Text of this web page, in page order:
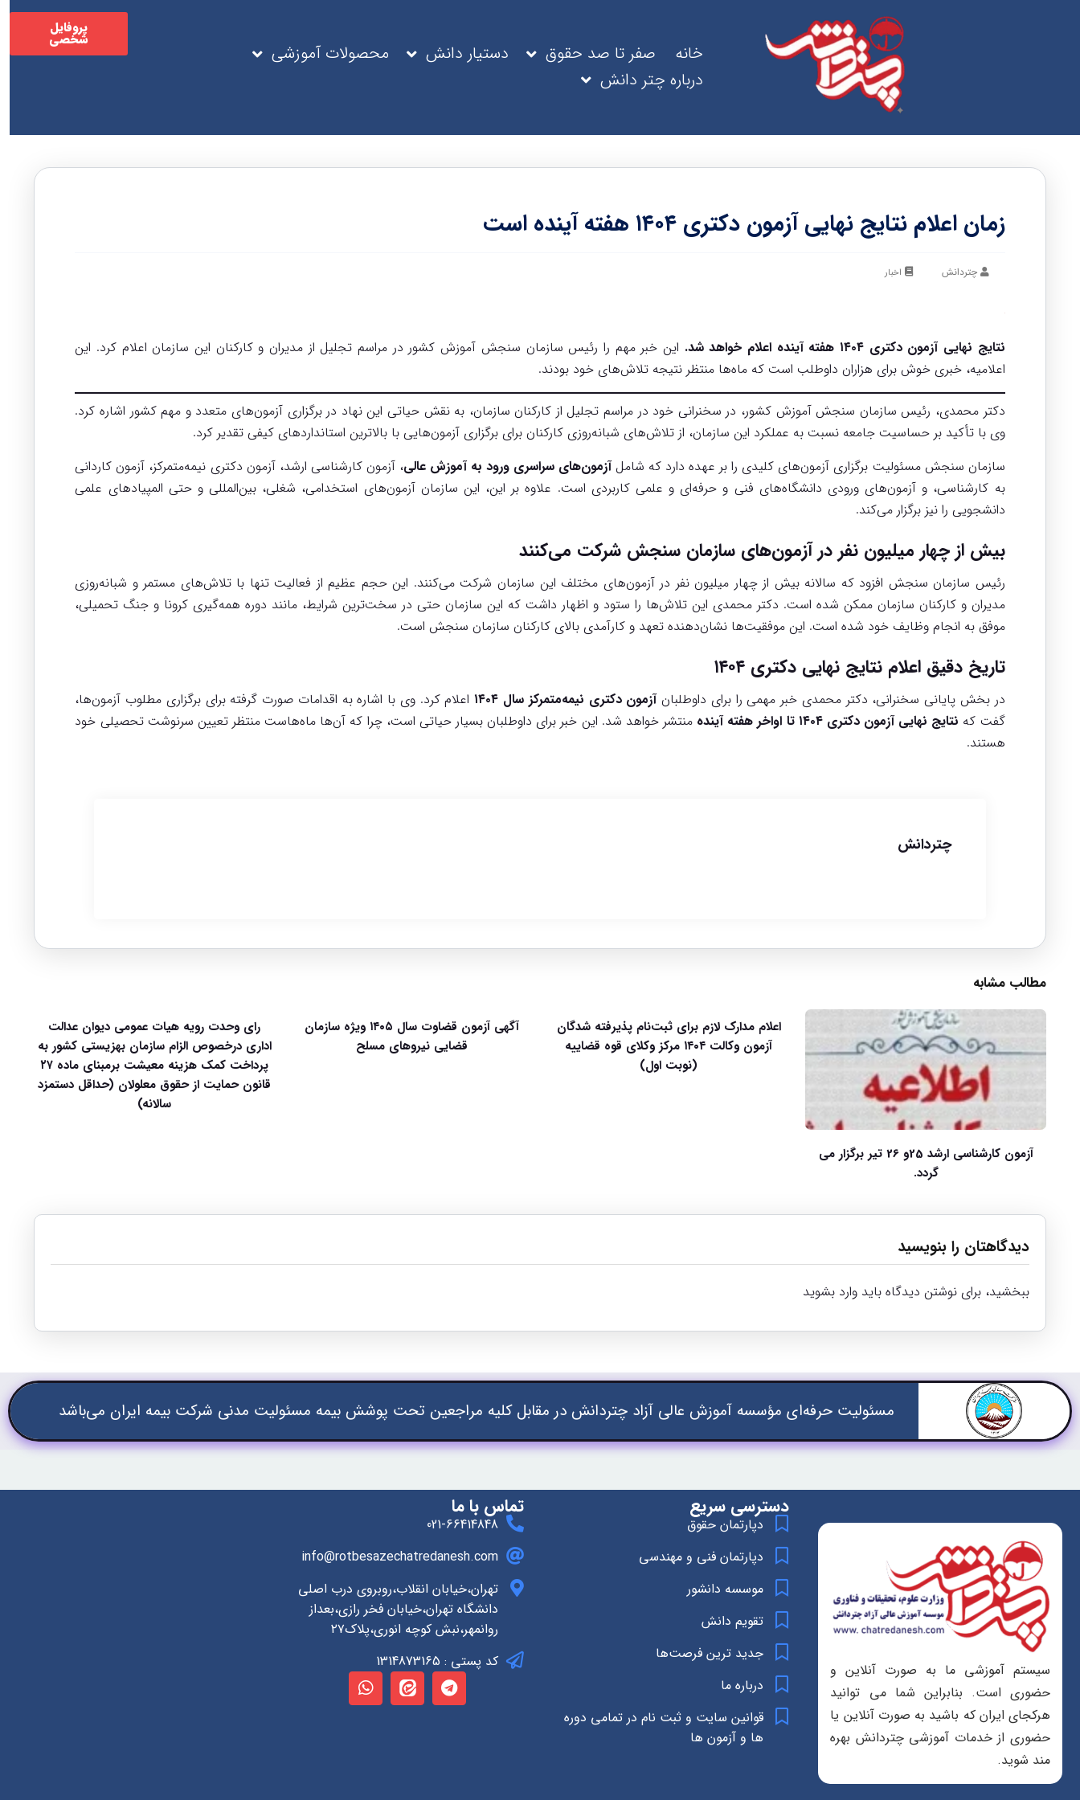
خانه صفر تا صد حقوق دستیار دانش
محصولات آموزشی
درباره چتر دانش
پروفایل
شخصی
زمان اعلام نتایج نهایی آزمون دکتری ۱۴۰۴ هفته آینده است
چتردانش اخبار
نتایج نهایی آزمون دکتری ۱۴۰۴ هفته آینده اعلام خواهد شد.
این خبر مهم را رئیس سازمان سنجش آموزش کشور در مراسم تجلیل از مدیران و کارکنان این سازمان اعلام کرد. این
اعلامیه، خبری خوش برای هزاران داوطلب است که ماه‌ها منتظر نتیجه تلاش‌های خود بودند.
دکتر محمدی، رئیس سازمان سنجش آموزش کشور، در سخنرانی خود در مراسم تجلیل از کارکنان سازمان، به نقش حیاتی این نهاد در برگزاری آزمون‌های متعدد و مهم کشور اشاره کرد.
وی با تأکید بر حساسیت جامعه نسبت به عملکرد این سازمان، از تلاش‌های شبانه‌روزی کارکنان برای برگزاری آزمون‌هایی با بالاترین استانداردهای کیفی تقدیر کرد.
سازمان سنجش مسئولیت برگزاری آزمون‌های کلیدی را بر عهده دارد که شاملآزمون‌های سراسری ورود به آموزش عالی، آزمون کارشناسی ارشد، آزمون دکتری نیمه‌متمرکز، آزمون کاردانی
به کارشناسی، و آزمون‌های ورودی دانشگاه‌های فنی و حرفه‌ای و علمی کاربردی است. علاوه بر این، این سازمان آزمون‌های استخدامی، شغلی، بین‌المللی و حتی المپیادهای علمی
دانشجویی را نیز برگزار می‌کند.
بیش از چهار میلیون نفر در آزمون‌های سازمان سنجش شرکت می‌کنند
رئیس سازمان سنجش افزود که سالانه بیش از چهار میلیون نفر در آزمون‌های مختلف این سازمان شرکت می‌کنند. این حجم عظیم از فعالیت تنها با تلاش‌های مستمر و شبانه‌روزی
مدیران و کارکنان سازمان ممکن شده است. دکتر محمدی این تلاش‌ها را ستود و اظهار داشت که این سازمان حتی در سخت‌ترین شرایط، مانند دوره همه‌گیری کرونا و جنگ تحمیلی،
موفق به انجام وظایف خود شده است. این موفقیت‌ها نشان‌دهنده تعهد و کارآمدی بالای کارکنان سازمان سنجش است.
تاریخ دقیق اعلام نتایج نهایی دکتری ۱۴۰۴
در بخش پایانی سخنرانی، دکتر محمدی خبر مهمی را برای داوطلبانآزمون دکتری نیمه‌متمرکز سال ۱۴۰۴
اعلام کرد. وی با اشاره به اقدامات صورت گرفته برای برگزاری مطلوب آزمون‌ها،
گفت که نتایج نهایی آزمون دکتری ۱۴۰۴ تا اواخر هفته آینده
منتشر خواهد شد. این خبر برای داوطلبان بسیار حیاتی است، چرا که آن‌ها ماه‌هاست منتظر تعیین سرنوشت تحصیلی خود
هستند.
چتردانش
مطالب مشابه
آزمون کارشناسی ارشد 25و 26 تیر برگزار می
گردد.
اعلام مدارک لازم برای ثبت‌نام پذیرفته شدگان
آزمون وکالت ۱۴۰۴ مرکز وکلای قوه قضاییه
(نوبت اول)
آگهی آزمون قضاوت سال ۱۴۰۵ ویژه سازمان
قضایی نیروهای مسلح
رای وحدت رویه هیات عمومی دیوان عدالت
اداری درخصوص الزام سازمان بهزیستی کشور به
پرداخت کمک هزینه معیشت برمبنای ماده ۲۷
قانون حمایت از حقوق معلولان (حداقل دستمزد
سالانه)
دیدگاهتان را بنویسید
ببخشید، برای نوشتن دیدگاه باید وارد بشوید
مسئولیت حرفه‌ای مؤسسه آموزش عالی آزاد چتردانش در مقابل کلیه مراجعین تحت پوشش بیمه مسئولیت مدنی شرکت بیمه ایران می‌باشد
سیستم آموزشی ما به صورت آنلاین و
حضوری است. بنابراین شما می توانید
هرکجای ایران که باشید به صورت آنلاین یا
حضوری از خدمات آموزشی چتردانش بهره
مند شوید.
دسترسی سریع
دپارتمان حقوق
دپارتمان فنی و مهندسی
موسسه دانشور
تقویم دانش
جدید ترین فرصت‌ها
درباره ما
قوانین سایت و ثبت نام در تمامی دوره
ها و آزمون ها
تماس با ما
021-66414848
info@rotbesazechatredanesh.com
تهران،خیابان انقلاب،روبروی درب اصلی
دانشگاه تهران،خیابان فخر رازی،بعداز
روانمهر،نبش کوچه انوری،پلاک۲۷
کد پستی : 1314873165